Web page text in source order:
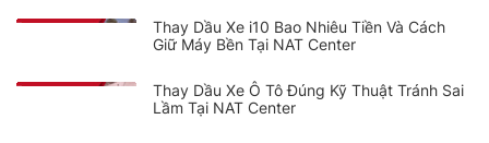
Thay Dầu Xe i10 Bao Nhiêu Tiền Và Cách
Giữ Máy Bền Tại NAT Center
Thay Dầu Xe Ô Tô Đúng Kỹ Thuật Tránh Sai
Lầm Tại NAT Center